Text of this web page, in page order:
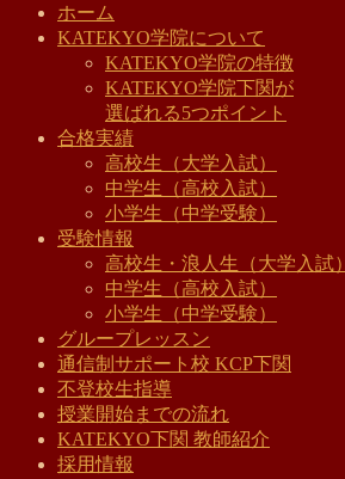
ホーム
KATEKYO学院について
KATEKYO学院の特徴
KATEKYO学院下関が
選ばれる5つポイント
合格実績
高校生（大学入試）
中学生（高校入試）
小学生（中学受験）
受験情報
高校生・浪人生（大学入試）
中学生（高校入試）
小学生（中学受験）
グループレッスン
通信制サポート校 KCP下関
不登校生指導
授業開始までの流れ
KATEKYO下関 教師紹介
採用情報